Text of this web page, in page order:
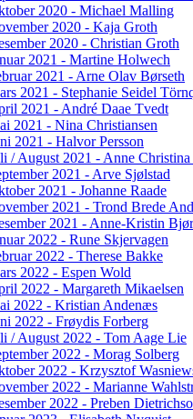
2020 - Michael Malling
2020 - Kaja Groth
2020 - Christian Groth
2021 - Martine Holwech
2021 - Arne Olav Børseth
2021 - Stephanie Seidel
2021 - André Daae Tvedt
2021 - Nina Christiansen
2021 - Halvor Persson
/ August 2021 - Anne
2021 - Arve Sjølstad
2021 - Johanne Raade
2021 - Trond Brede
2021 - Anne-Kristin
2022 - Rune Skjervagen
2022 - Therese Bakke
2022 - Espen Wold
2022 - Margareth Mikaelsen
2022 - Kristian Andenæs
2022 - Frøydis Forberg
/ August 2022 - Tom Aage Lie
2022 - Morag Solberg
2022 - Krzysztof
2022 - Marianne
2022 - Preben